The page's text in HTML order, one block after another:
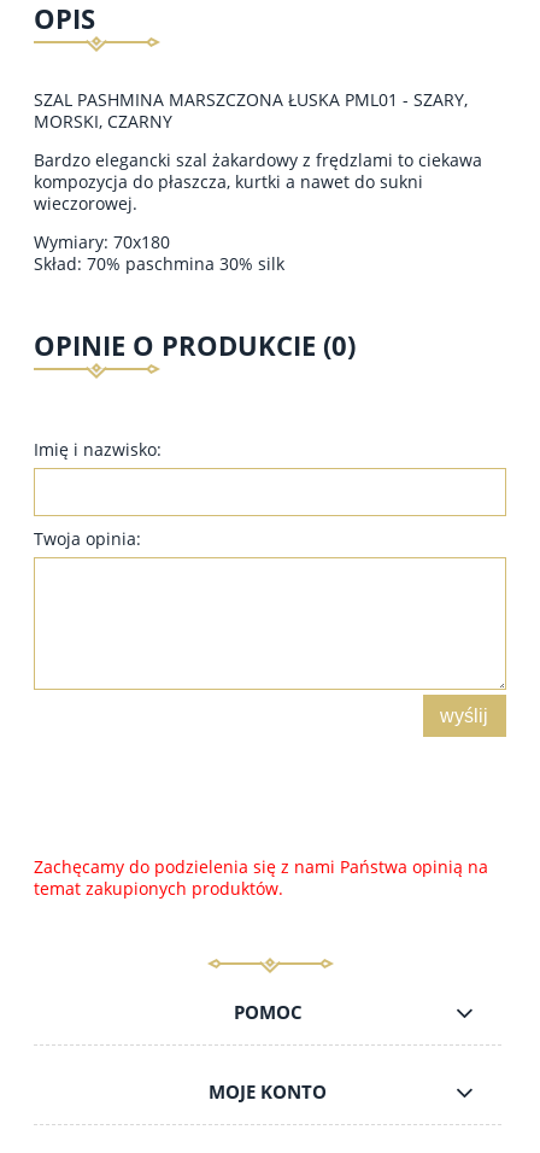
OPIS
SZAL PASHMINA MARSZCZONA ŁUSKA PML01 - SZARY,
MORSKI, CZARNY
Bardzo elegancki szal żakardowy z frędzlami to ciekawa
kompozycja do płaszcza, kurtki a nawet do sukni
wieczorowej.
Wymiary: 70x180
Skład: 70% paschmina 30% silk
OPINIE O PRODUKCIE (0)
Imię i nazwisko:
Twoja opinia:
wyślij
Zachęcamy do podzielenia się z nami Państwa opinią na
temat zakupionych produktów.
POMOC
MOJE KONTO